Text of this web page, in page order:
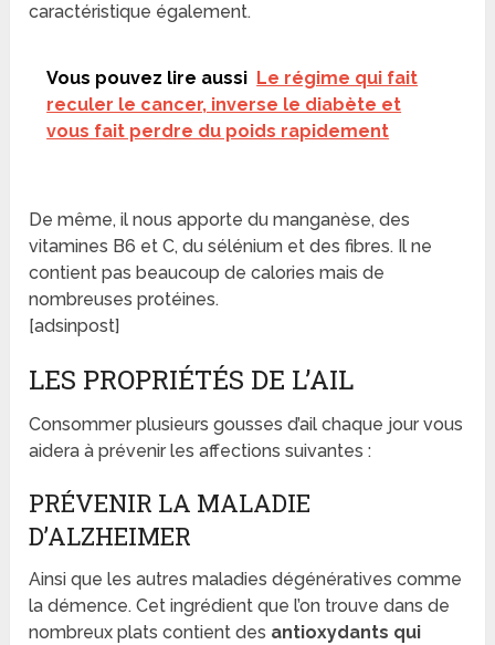
caractéristique également.
Vous pouvez lire aussi Le régime qui fait
reculer le cancer, inverse le diabète et
vous fait perdre du poids rapidement
De même, il nous apporte du manganèse, des
vitamines B6 et C, du sélénium et des fibres. Il ne
contient pas beaucoup de calories mais de
nombreuses protéines.
[adsinpost]
LES PROPRIÉTÉS DE L’AIL
Consommer plusieurs gousses d’ail chaque jour vous
aidera à prévenir les affections suivantes :
PRÉVENIR LA MALADIE
D’ALZHEIMER
Ainsi que les autres maladies dégénératives comme
la démence. Cet ingrédient que l’on trouve dans de
nombreux plats contient des antioxydants qui